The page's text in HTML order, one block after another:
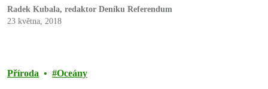
slyšet příšerný hluk! Fouká však jenom hodinu, zbytek dne je
bezvětří, a tudíž váš špatný…
Radek Kubala, redaktor Deníku Referendum
23 května, 2018
Příroda Oceány